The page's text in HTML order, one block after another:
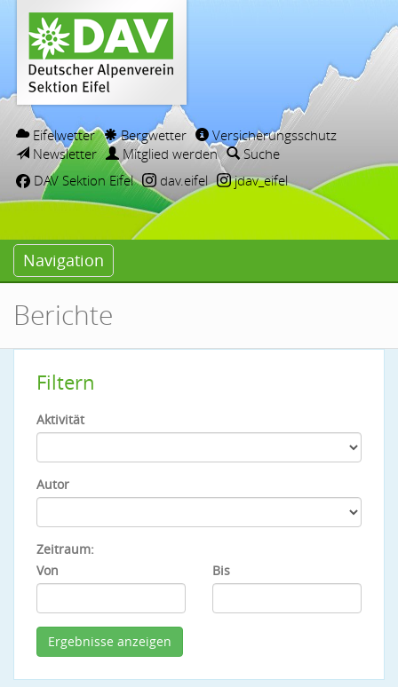
Eifelwetter Bergwetter
Versicherungsschutz
Newsletter
Mitglied werden
Suche
DAV Sektion Eifel
dav.eifel jdav_eifel
Navigation
Berichte
Filtern
Aktivität
Autor
Zeitraum:
Von
Bis